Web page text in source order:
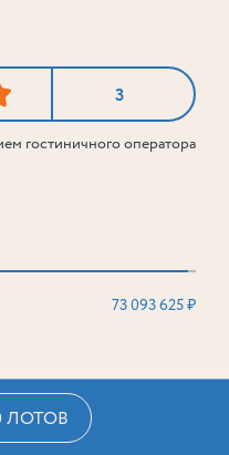
3
гостиничного оператора
73 093 625 ₽
ЛОТОВ